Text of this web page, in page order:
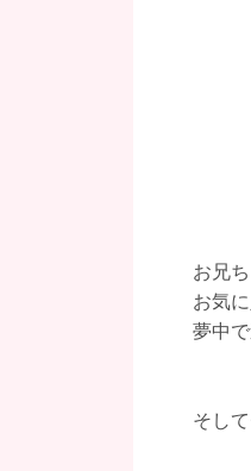
お兄
お気
夢中
そし